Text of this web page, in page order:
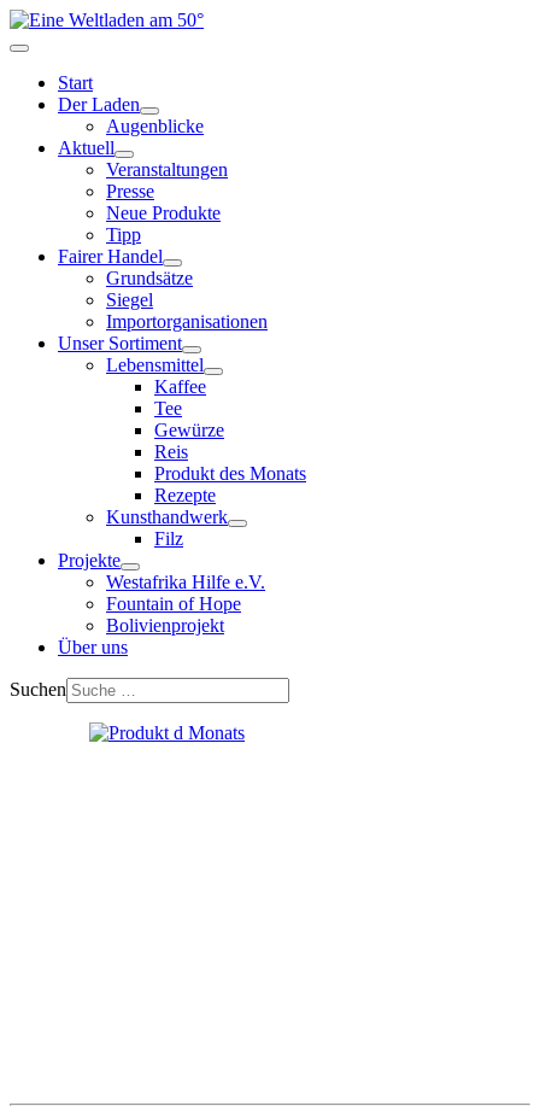
Start
Der Laden
Augenblicke
Aktuell
Veranstaltungen
Presse
Neue Produkte
Tipp
Fairer Handel
Grundsätze
Siegel
Importorganisationen
Unser Sortiment
Lebensmittel
Kaffee
Tee
Gewürze
Reis
Produkt des Monats
Rezepte
Kunsthandwerk
Filz
Projekte
Westafrika Hilfe e.V.
Fountain of Hope
Bolivienprojekt
Über uns
Suchen